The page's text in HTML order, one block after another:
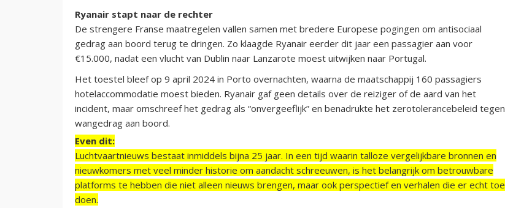
Ryanair stapt naar de rechter
De strengere Franse maatregelen vallen samen met bredere Europese pogingen om antisociaal
gedrag aan boord terug te dringen. Zo klaagde Ryanair eerder dit jaar een passagier aan voor
€15.000, nadat een vlucht van Dublin naar Lanzarote moest uitwijken naar Portugal.
Het toestel bleef op 9 april 2024 in Porto overnachten, waarna de maatschappij 160 passagiers
hotelaccommodatie moest bieden. Ryanair gaf geen details over de reiziger of de aard van het
incident, maar omschreef het gedrag als “onvergeeflijk” en benadrukte het zerotolerancebeleid tegen
wangedrag aan boord.
Even dit:
Luchtvaartnieuws bestaat inmiddels bijna 25 jaar. In een tijd waarin talloze vergelijkbare bronnen en
nieuwkomers met veel minder historie om aandacht schreeuwen, is het belangrijk om betrouwbare
platforms te hebben die niet alleen nieuws brengen, maar ook perspectief en verhalen die er echt toe
doen.